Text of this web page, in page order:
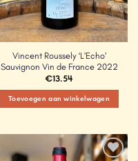
Vincent Roussely ‘L’Echo’
Sauvignon Vin de France 2022
€13.54
Toevoegen aan winkelwagen